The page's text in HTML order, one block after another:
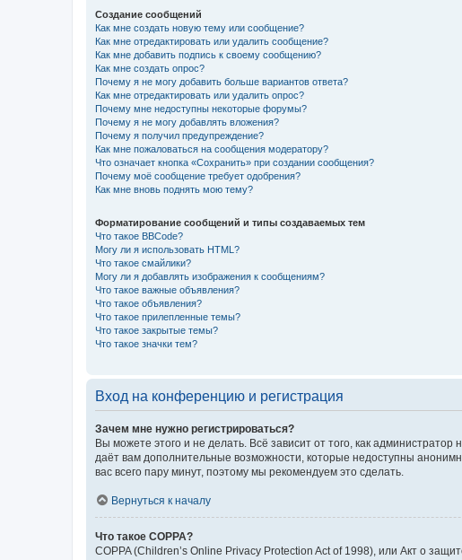
Создание сообщений
Как мне создать новую тему или сообщение?
Как мне отредактировать или удалить сообщение?
Как мне добавить подпись к своему сообщению?
Как мне создать опрос?
Почему я не могу добавить больше вариантов ответа?
Как мне отредактировать или удалить опрос?
Почему мне недоступны некоторые форумы?
Почему я не могу добавлять вложения?
Почему я получил предупреждение?
Как мне пожаловаться на сообщения модератору?
Что означает кнопка «Сохранить» при создании сообщения?
Почему моё сообщение требует одобрения?
Как мне вновь поднять мою тему?
Форматирование сообщений и типы создаваемых тем
Что такое BBCode?
Могу ли я использовать HTML?
Что такое смайлики?
Могу ли я добавлять изображения к сообщениям?
Что такое важные объявления?
Что такое объявления?
Что такое прилепленные темы?
Что такое закрытые темы?
Что такое значки тем?
Вход на конференцию и регистрация
Зачем мне нужно регистрироваться?
Вы можете этого и не делать. Всё зависит от того, как
даёт вам дополнительные возможности, которые недоступны
вас всего пару минут, поэтому мы рекомендуем это сделать.
Вернуться к началу
Что такое COPPA?
COPPA (Children’s Online Privacy Protection Act of 1998), или Акт о